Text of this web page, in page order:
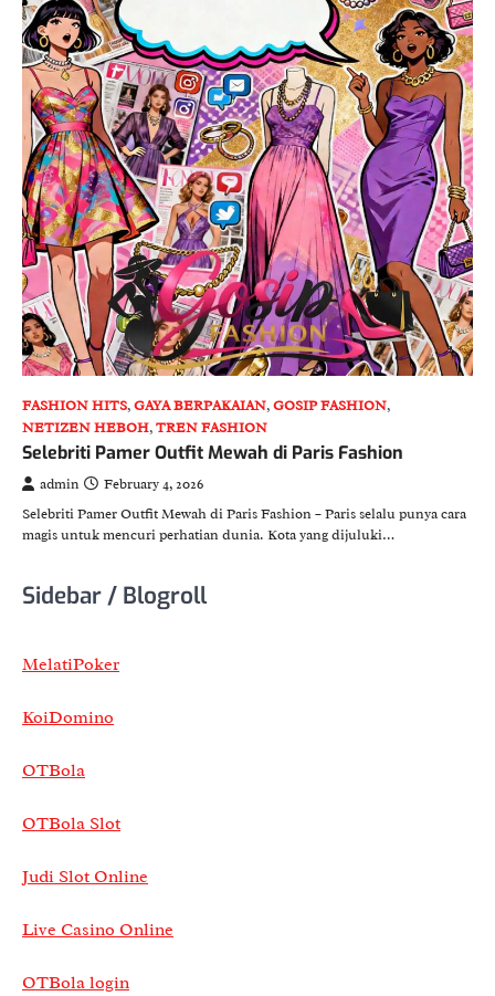
FASHION HITS,GAYA BERPAKAIAN,GOSIP FASHION,
NETIZEN HEBOH,TREN FASHION
Selebriti Pamer Outfit Mewah di Paris Fashion
admin
February 4, 2026
Selebriti Pamer Outfit Mewah di Paris Fashion – Paris selalu punya cara
magis untuk mencuri perhatian dunia. Kota yang dijuluki…
Sidebar / Blogroll
MelatiPoker
KoiDomino
OTBola
OTBola Slot
Judi Slot Online
Live Casino Online
OTBola login